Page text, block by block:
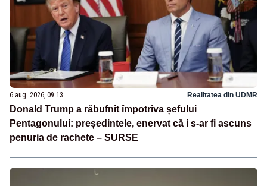
6 aug. 2026, 09:13 Realitatea din UDMR
Donald Trump a răbufnit împotriva șefului
Pentagonului: președintele, enervat că i s-ar fi ascuns
penuria de rachete – SURSE